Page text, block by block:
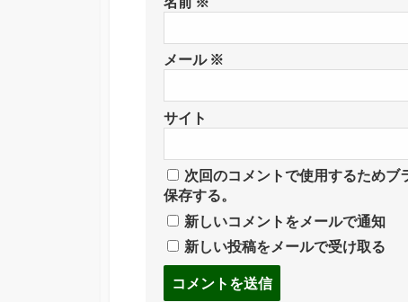
メール ※
サイト
次回のコメントで使用するためブ
保存する。
新しいコメントをメールで通知
新しい投稿をメールで受け取る